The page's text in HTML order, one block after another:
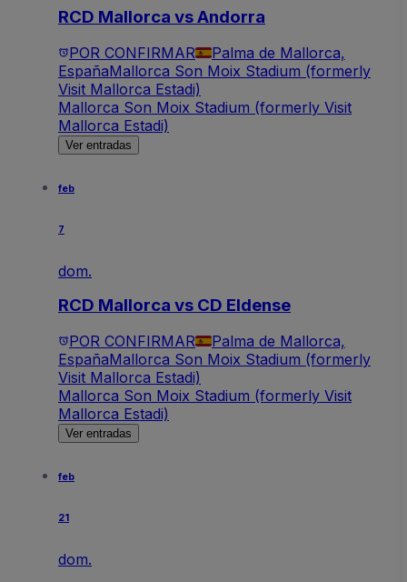
RCD Mallorca vs Andorra
POR CONFIRMAR
Palma de Mallorca,
EspañaMallorca Son Moix Stadium (formerly
Visit Mallorca Estadi)
Mallorca Son Moix Stadium (formerly Visit
Mallorca Estadi)
Ver entradas
feb
7
dom.
RCD Mallorca vs CD Eldense
POR CONFIRMAR
Palma de Mallorca,
EspañaMallorca Son Moix Stadium (formerly
Visit Mallorca Estadi)
Mallorca Son Moix Stadium (formerly Visit
Mallorca Estadi)
Ver entradas
feb
21
dom.